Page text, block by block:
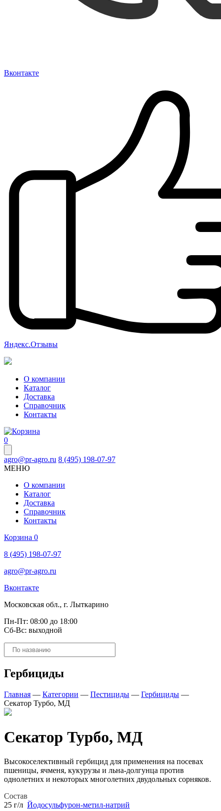
Вконтакте
Яндекс.Отзывы
О компании
Каталог
Доставка
Справочник
Контакты
0
agro@pr-agro.ru 8 (495) 198-07-97
МЕНЮ
О компании
Каталог
Доставка
Справочник
Контакты
Корзина 0
8 (495) 198-07-97
agro@pr-agro.ru
Вконтакте
Московская обл., г. Лыткарино
Пн-Пт: 08:00 до 18:00
Сб-Вс: выходной
Поиск
товаров
Гербициды
Главная — Категории — Пестициды — Гербициды —
Секатор Турбо, МД
Секатор Турбо, МД
Высокоселективный гербицид для применения на посевах
пшеницы, ячменя, кукурузы и льна-долгунца против
однолетних и некоторых многолетних двудольных сорняков.
Состав
25 г/л Йодосульфурон-метил-натрий